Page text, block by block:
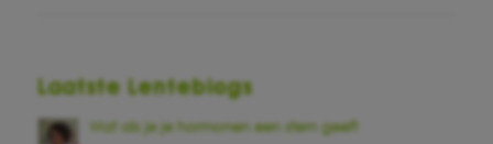
Laatste Lenteblogs
Wat als je je hormonen een stem geeft